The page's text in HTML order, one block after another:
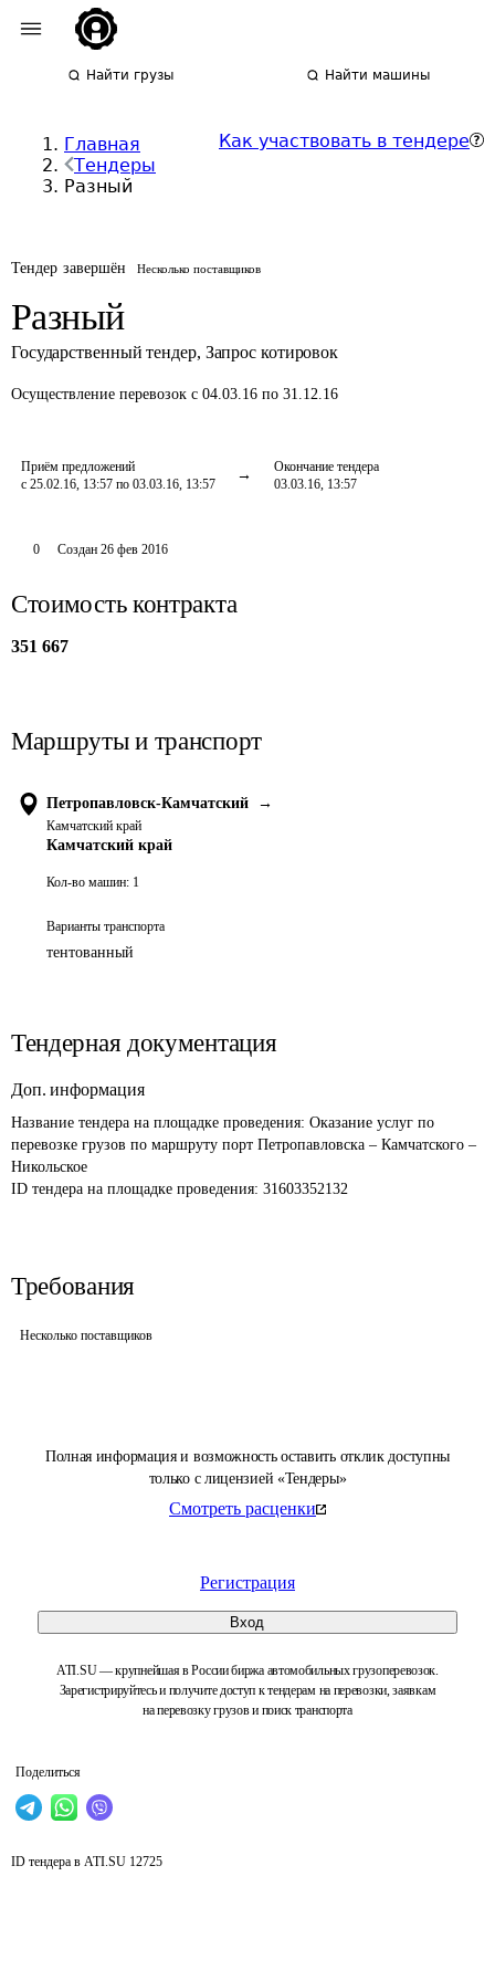
Найти грузы Найти машины
Главная
Тендеры
Разный
Как участвовать в тендере
Тендер завершён Несколько поставщиков
Разный
Государственный тендер, Запрос котировок
Осуществление перевозок с 04.03.16 по 31.12.16
Приём предложений
с 25.02.16, 13:57 по 03.03.16, 13:57
Окончание тендера
03.03.16, 13:57
Полная информация и возможность оставить отклик доступны
только с лицензией «Тендеры»
Смотреть расценки
Регистрация
Вход
ATI.SU — крупнейшая в России биржа автомобильных грузоперевозок.
Зарегистрируйтесь и получите доступ к тендерам на перевозки, заявкам
на перевозку грузов и поиск транспорта
Поделиться
0 Создан 26 фев 2016
Стоимость контракта
351 667
Маршруты и транспорт
Петропавловск-Камчатский →
Камчатский край
Камчатский край
Кол-во машин: 1
Варианты транспорта
тентованный
Тендерная документация
Доп. информация
Название тендера на площадке проведения: Оказание услуг по
перевозке грузов по маршруту порт Петропавловска – Камчатского –
Никольское
ID тендера на площадке проведения: 31603352132
Требования
Несколько поставщиков
ID тендера в ATI.SU 12725